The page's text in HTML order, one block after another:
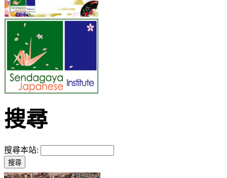
搜尋
搜尋本站: